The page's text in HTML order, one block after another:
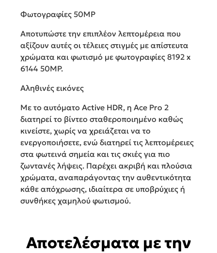
Φωτογραφίες 50MP
Αποτυπώστε την επιπλέον λεπτομέρεια που
αξίζουν αυτές οι τέλειες στιγμές με απίστευτα
χρώματα και φωτισμό με φωτογραφίες 8192 x
6144 50MP.
Αληθινές εικόνες
Με το αυτόματο Active HDR, η Ace Pro 2
διατηρεί το βίντεο σταθεροποιημένο καθώς
κινείστε, χωρίς να χρειάζεται να το
ενεργοποιήσετε, ενώ διατηρεί τις λεπτομέρειες
στα φωτεινά σημεία και τις σκιές για πιο
ζωντανές λήψεις. Παρέχει ακριβή και πλούσια
χρώματα, αναπαράγοντας την αυθεντικότητα
κάθε απόχρωσης, ιδιαίτερα σε υποβρύχιες ή
συνθήκες χαμηλού φωτισμού.
Αποτελέσματα με την